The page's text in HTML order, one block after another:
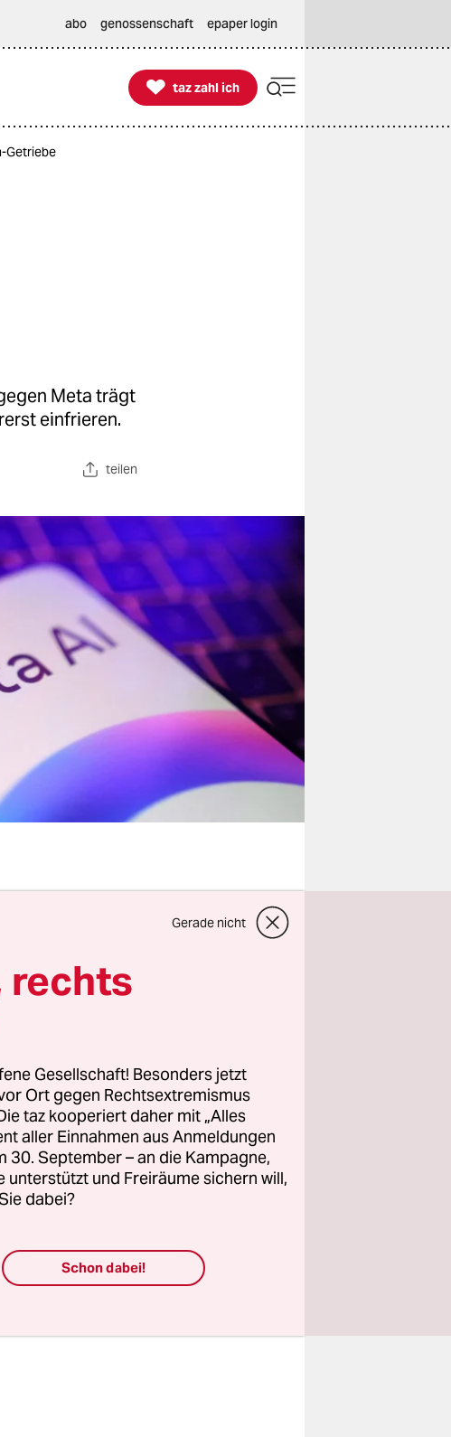
abo genossenschaft epaper login

taz zahl ich
taz zahl ich
Getriebe
Meta trägt
einfrieren.
teilen
Welt:
Facebook
von
in Europa auf.
von
aber nicht
in derneu
Nein, es
Sich zu
ein
doch so: Die
mit
Gerade nicht
rechts
Gesellschaft! Besonders jetzt
Ort gegen Rechtsextremismus
taz kooperiert daher mit „Alles
aller Einnahmen aus Anmeldungen
30. September – an die Kampagne,
unterstützt und Freiräume sichern will,
dabei?
Schon dabei!